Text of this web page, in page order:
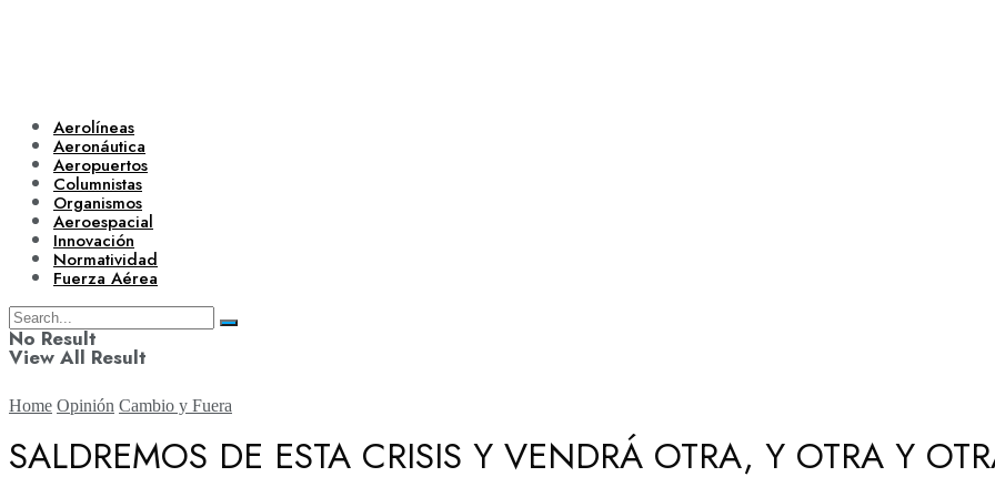
Aerolíneas
Aeronáutica
Aeropuertos
Columnistas
Organismos
Aeroespacial
Innovación
Normatividad
Fuerza Aérea
No Result
View All Result
Home Opinión Cambio y Fuera
SALDREMOS DE ESTA CRISIS Y VENDRÁ OTRA, Y OTRA Y